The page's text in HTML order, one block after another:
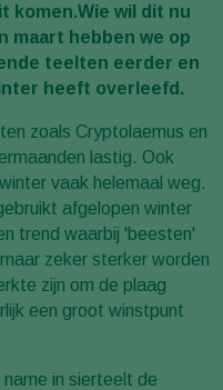
komen.Wie wil dit nu
maart hebben we op
teelten eerder en
heeft overleefd.
zoals Cryptolaemus en
lastig. Ook
vaak helemaal weg.
afgelopen winter
trend waarbij 'beesten'
zeker sterker worden
zijn om de plaag
een groot winstpunt
in sierteelt de